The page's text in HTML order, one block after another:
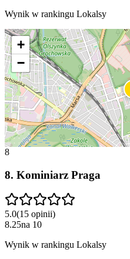
Wynik w rankingu Lokalsy
+
−
8
8. Kominiarz Praga
5.0(15 opinii)
8.25na 10
Wynik w rankingu Lokalsy